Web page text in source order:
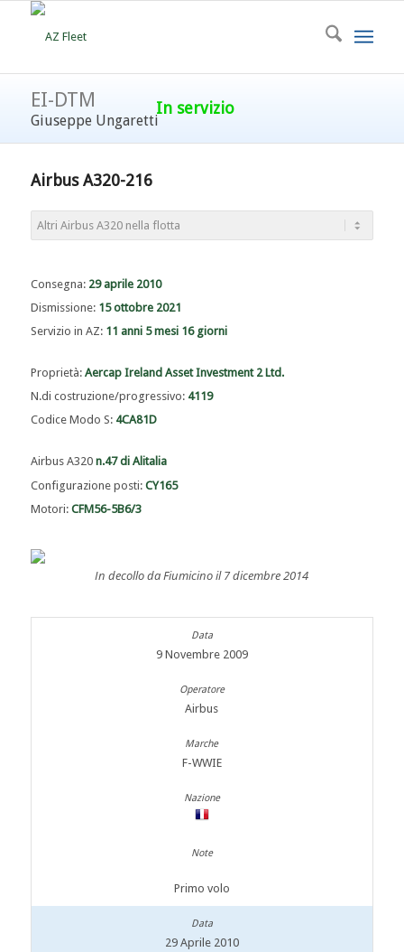
EI-DTM
Giuseppe Ungaretti
In servizio
Airbus A320-216
Consegna: 29 aprile 2010
Dismissione: 15 ottobre 2021
Servizio in AZ: 11 anni 5 mesi 16 giorni
Proprietà: Aercap Ireland Asset Investment 2 Ltd.
N.di costruzione/progressivo: 4119
Codice Modo S: 4CA81D
Airbus A320 n.47 di Alitalia
Configurazione posti: CY165
Motori: CFM56-5B6/3
In decollo da Fiumicino il 7 dicembre 2014
9 Novembre 2009
Airbus
F-WWIE
Primo volo
29 Aprile 2010